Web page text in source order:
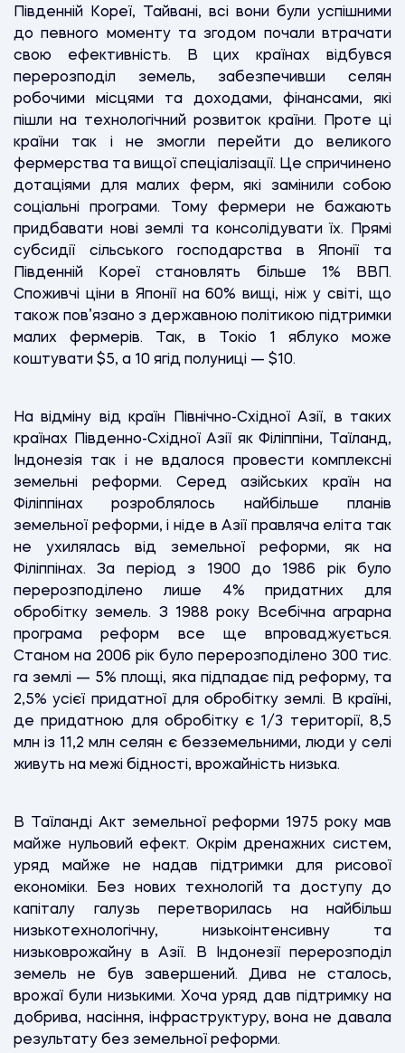
Південній Кореї, Тайвані, всі вони були успішними
до певного моменту та згодом почали втрачати
свою ефективність. В цих країнах відбувся
перерозподіл земель, забезпечивши селян
робочими місцями та доходами, фінансами, які
пішли на технологічний розвиток країни. Проте ці
країни так і не змогли перейти до великого
фермерства та вищої спеціалізації. Це спричинено
дотаціями для малих ферм, які замінили собою
соціальні програми. Тому фермери не бажають
придбавати нові землі та консолідувати їх. Прямі
субсидії сільського господарства в Японії та
Південній Кореї становлять більше 1% ВВП.
Споживчі ціни в Японії на 60% вищі, ніж у світі, що
також пов’язано з державною політикою підтримки
малих фермерів. Так, в Токіо 1 яблуко може
коштувати $5, а 10 ягід полуниці — $10.
На відміну від країн Північно-Східної Азії, в таких
країнах Південно-Східної Азії як Філіппіни, Таїланд,
Індонезія так і не вдалося провести комплексні
земельні реформи. Серед азійських країн на
Філіппінах розроблялось найбільше планів
земельної реформи, і ніде в Азії правляча еліта так
не ухилялась від земельної реформи, як на
Філіппінах. За період з 1900 до 1986 рік було
перерозподілено лише 4% придатних для
обробітку земель. З 1988 року Всебічна аграрна
програма реформ все ще впроваджується.
Станом на 2006 рік було перерозподілено 300 тис.
га землі — 5% площі, яка підпадає під реформу, та
2,5% усієї придатної для обробітку землі. В країні,
де придатною для обробітку є 1/3 території, 8,5
млн із 11,2 млн селян є безземельними, люди у селі
живуть на межі бідності, врожайність низька.
В Таїланді Акт земельної реформи 1975 року мав
майже нульовий ефект. Окрім дренажних систем,
уряд майже не надав підтримки для рисової
економіки. Без нових технологій та доступу до
капіталу галузь перетворилась на найбільш
низькотехнологічну, низькоінтенсивну та
низьковрожайну в Азії. В Індонезії перерозподіл
земель не був завершений. Дива не сталось,
врожаї були низькими. Хоча уряд дав підтримку на
добрива, насіння, інфраструктуру, вона не давала
результату без земельної реформи.